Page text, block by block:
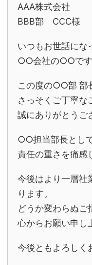
AAA株式会社
BBB部 CCC様
いつもお世話にな
○○会社の○○です
この度の○○部 部
さっそくご丁寧な
誠にありがとうご
○○担当部長とし
責任の重さを痛感
今後はより一層社
ります。
どうか変わらぬご
心からお願い申し
今後ともよろしく